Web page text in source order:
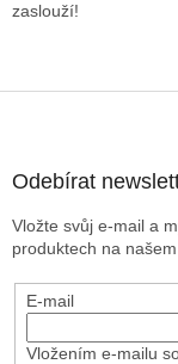
zaslouží!
Odebírat
Vložte svůj e-mail a
produktech na našem
E-mail
Vložením e-mailu